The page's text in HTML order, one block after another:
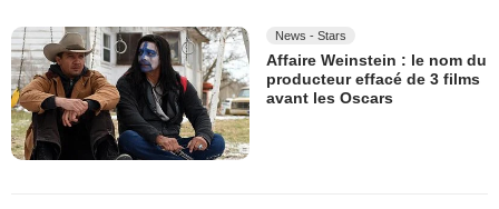
News - Stars
Affaire Weinstein : le nom du
producteur effacé de 3 films
avant les Oscars